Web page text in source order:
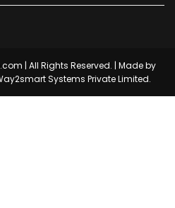
| All Rights Reserved. | Made by
Systems Private Limited.